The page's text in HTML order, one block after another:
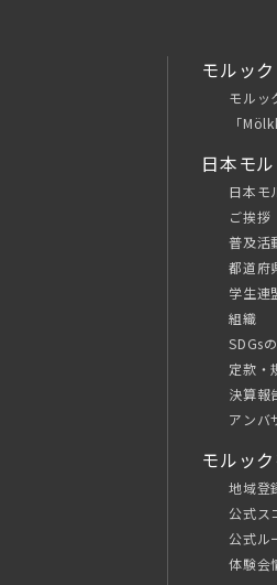
モルッ
モルッ
「
日本モ
日本モ
ご挨拶
普及活
都道府
学生連
組織
SDGs
定款・
決算報
アンバ
モルッ
地域登
公式ス
公式ル
体験会